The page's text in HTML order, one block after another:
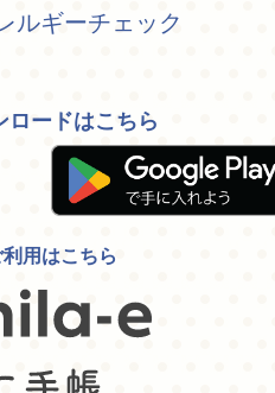
ルギーチェック
ロードはこちら
用はこちら